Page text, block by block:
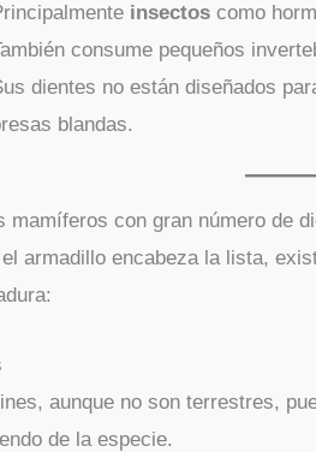
insectos como
consume pequeños
dientes no están diseñados
blandas.
mamíferos con gran número de
armadillo encabeza la lista,
aunque no son terrestres,
de la especie.